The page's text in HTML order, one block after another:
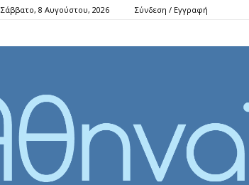
Σάββατο, 8 Αυγούστου, 2026 Σύνδεση / Εγγραφή